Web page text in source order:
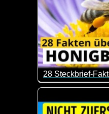
Man lernt nie aus